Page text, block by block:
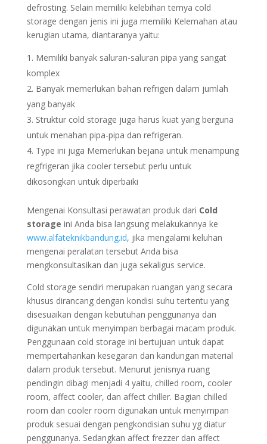
defrosting. Selain memiliki kelebihan ternya cold
storage dengan jenis ini juga memiliki Kelemahan atau
kerugian utama, diantaranya yaitu:
Memiliki banyak saluran-saluran pipa yang sangat
komplex
Banyak memerlukan bahan refrigen dalam jumlah
yang banyak
Struktur cold storage juga harus kuat yang berguna
untuk menahan pipa-pipa dan refrigeran.
Type ini juga Memerlukan bejana untuk menampung
regfrigeran jika cooler tersebut perlu untuk
dikosongkan untuk diperbaiki
Mengenai Konsultasi perawatan produk dari Cold
storage ini Anda bisa langsung melakukannya ke
www.alfateknikbandung.id, jika mengalami keluhan
mengenai peralatan tersebut Anda bisa
mengkonsultasikan dan juga sekaligus service.
Cold storage sendiri merupakan ruangan yang secara
khusus dirancang dengan kondisi suhu tertentu yang
disesuaikan dengan kebutuhan penggunanya dan
digunakan untuk menyimpan berbagai macam produk.
Penggunaan cold storage ini bertujuan untuk dapat
mempertahankan kesegaran dan kandungan material
dalam produk tersebut. Menurut jenisnya ruang
pendingin dibagi menjadi 4 yaitu, chilled room, cooler
room, affect cooler, dan affect chiller. Bagian chilled
room dan cooler room digunakan untuk menyimpan
produk sesuai dengan pengkondisian suhu yg diatur
penggunanya. Sedangkan affect frezzer dan affect